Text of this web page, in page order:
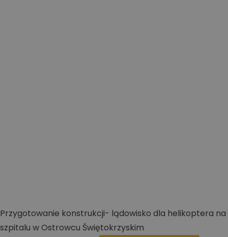
Przygotowanie konstrukcji- lądowisko dla helikoptera na
szpitalu w Ostrowcu Świętokrzyskim